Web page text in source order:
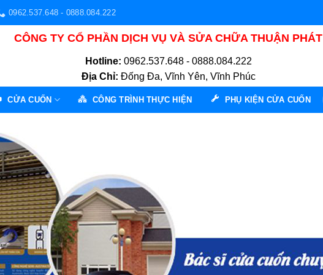
0962.537.648 - 0888.084.222
CÔNG TY CỔ PHẦN DỊCH VỤ VÀ SỬA CHỮA THUẬN PHÁT
Hotline: 0962.537.648 - 0888.084.222
Địa Chỉ: Đống Đa, Vĩnh Yên, Vĩnh Phúc
CỬA CUỐN CÔNG TRÌNH THỰC HIỆN PHỤ KIỆN CỬA CUỐN